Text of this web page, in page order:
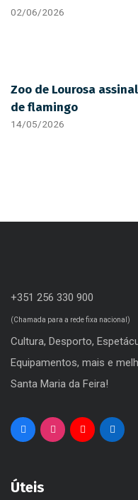
02/06/2026
Zoo de Lourosa
de flamingo
14/05/2026
+351 256 330 900
(Chamada para a rede fixa nacional)
Cultura, Desporto,
Equipamentos, mais e
Santa Maria da Feira!
Úteis